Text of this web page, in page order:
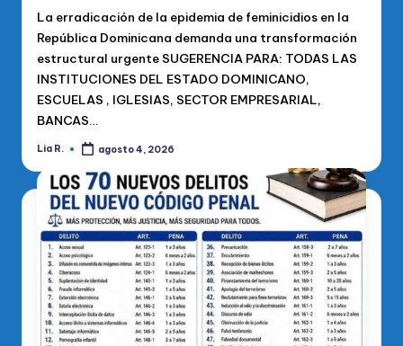
La erradicación de la epidemia de feminicidios en la
República Dominicana demanda una transformación
estructural urgente SUGERENCIA PARA: TODAS LAS
INSTITUCIONES DEL ESTADO DOMINICANO,
ESCUELAS , IGLESIAS, SECTOR EMPRESARIAL,
BANCAS…
Publicado
Lia R. agosto 4, 2026